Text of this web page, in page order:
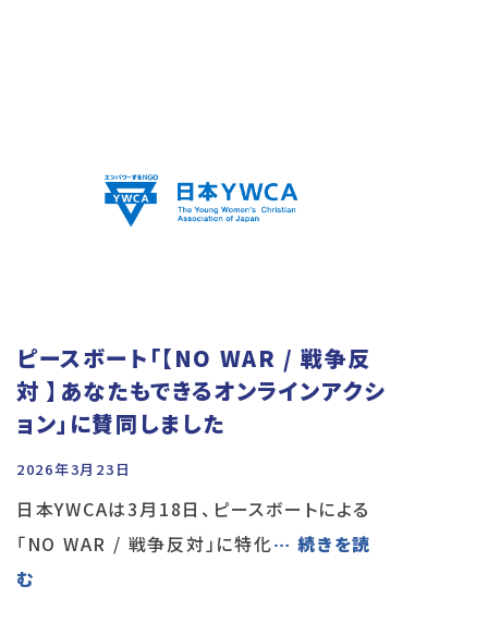
ピースボート「【NO WAR / 戦争反
対 】あなたもできるオンラインアクシ
ョン」に賛同しました
2026年3月23日
日本YWCAは3月18日、ピースボートによる
「NO WAR / 戦争反対」に特化… 続きを読
む